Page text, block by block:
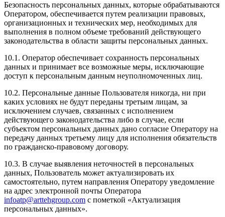
Безопасность персональных данных, которые обрабатываются
Оператором, обеспечивается путем реализации правовых,
организационных и технических мер, необходимых для
выполнения в полном объеме требований действующего
законодательства в области защиты персональных данных.
10.1. Оператор обеспечивает сохранность персональных
данных и принимает все возможные меры, исключающие
доступ к персональным данным неуполномоченных лиц.
10.2. Персональные данные Пользователя никогда, ни при
каких условиях не будут переданы третьим лицам, за
исключением случаев, связанных с исполнением
действующего законодательства либо в случае, если
субъектом персональных данных дано согласие Оператору на
передачу данных третьему лицу для исполнения обязательств
по гражданско-правовому договору.
10.3. В случае выявления неточностей в персональных
данных, Пользователь может актуализировать их
самостоятельно, путем направления Оператору уведомление
на адрес электронной почты Оператора
infoatp@arttehgroup.com с пометкой «Актуализация
персональных данных».